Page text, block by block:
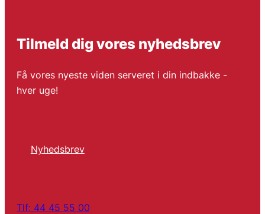
Tilmeld dig vores nyhedsbrev
Få vores nyeste viden serveret i din indbakke -
hver uge!
Nyhedsbrev
Tlf: 44 45 55 00